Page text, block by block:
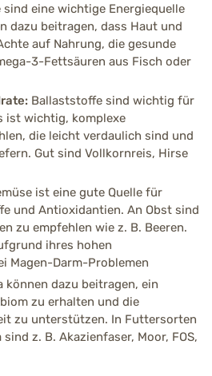
sind eine wichtige Energiequelle
dazu beitragen, dass Haut und
auf Nahrung, die gesunde
3-Fettsäuren aus Fisch oder
Ballaststoffe sind wichtig für
ist wichtig, komplexe
die leicht verdaulich sind und
Gut sind Vollkornreis, Hirse
ist eine gute Quelle für
und Antioxidantien. An Obst sind
zu empfehlen wie z. B. Beeren.
ihres hohen
Magen-Darm-Problemen
können dazu beitragen, ein
zu erhalten und die
zu unterstützen. In Futtersorten
z. B. Akazienfaser, Moor, FOS,